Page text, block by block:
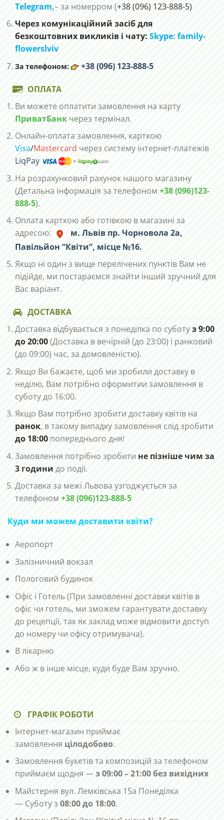
Telegram,– за номерром (+38 (096) 123-888-5)
Через комунікаційний засіб для
безкоштовних викликів і чату:Skype: family-
flowerslviv
За телефоном: +38 (096) 123-888-5
ОПЛАТА
Ви можете оплатити замовлення на карту
ПриватБанкчерез термінал.
Онлайн-оплата замовлення, карткою
Visa/Mastercardчерез систему інтернет-платежів
LiqPay
На розрахунковий рахунок нашого магазину
(Детальна інформація за телефоном+38 (096)123-
888-5).
Оплата карткою або готівкою в магазині за
адресою:
м. Львів пр. Чорновола 2а,
Павільйон “Квіти”, місце №16.
Якщо ні один з вище перелічених пунктів Вам не
підійде, ми постараємся знайти інший зручний для
Вас варіант.
ДОСТАВКА
Доставка відбувається з понеділка по суботуз 9:00
до 20:00(Доставка в вечірній (до 23:00) і ранковий
(до 09:00) час, за домовленістю).
Якщо Ви бажаєте, щоб ми зробили доставку в
неділю, Вам потрібно оформитии замовлення в
суботу до 16:00.
Якщо Вам потрібно зробити доставку квітів на
ранок, в такому випадку замовлення слід зробити
до 18:00попереднього дня!
Замовлення потрібно зробитине пізніше чим за
3 годинидо події.
Доставка за межі Львова узгоджується за
телефоном+38 (096)123-888-5
Куди ми можем доставити квіти?
Аеропорт
Залізничний вокзал
Пологовий будинок
Офіс і Готель (При замовленні доставки квітів в
офіс чи готель, ми зможем гарантувати доставку
до рецепції, так як заклад може відмовити доступ
до номеру чи офісу отримувача).
В лікарню
Або ж в інше місце, куди буде Вам зручно.
ГРАФІК РОБОТИ
Інтернет-магазин приймає
замовленняцілодобово.
Замовлення букетів та композицій за телефоном
приймаєм щодня —з 09:00 – 21:00 без вихідних
Майстерня вул. Лемківська 15а Понеділка
— Суботу з08:00 до 18:00.